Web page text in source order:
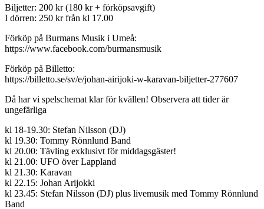
Biljetter: 200 kr (180 kr + förköpsavgift)
I dörren: 250 kr från kl 17.00
Förköp på Burmans Musik i Umeå:
https://www.facebook.com/burmansmusik
Förköp på Billetto:
https://billetto.se/sv/e/johan-airijoki-w-karavan-biljetter-277607
Då har vi spelschemat klar för kvällen! Observera att tider är
ungefärliga
kl 18-19.30: Stefan Nilsson (DJ)
kl 19.30: Tommy Rönnlund Band
kl 20.00: Tävling exklusivt för middagsgäster!
kl 21.00: UFO över Lappland
kl 21.30: Karavan
kl 22.15: Johan Arijokki
kl 23.45: Stefan Nilsson (DJ) plus livemusik med Tommy Rönnlund
Band